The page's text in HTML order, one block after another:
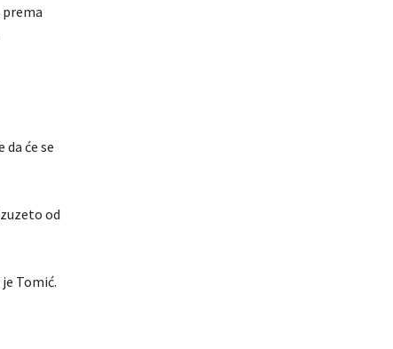
će se
od
Tomić.